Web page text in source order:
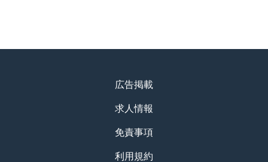
広告掲載
求人情報
免責事項
利用規約